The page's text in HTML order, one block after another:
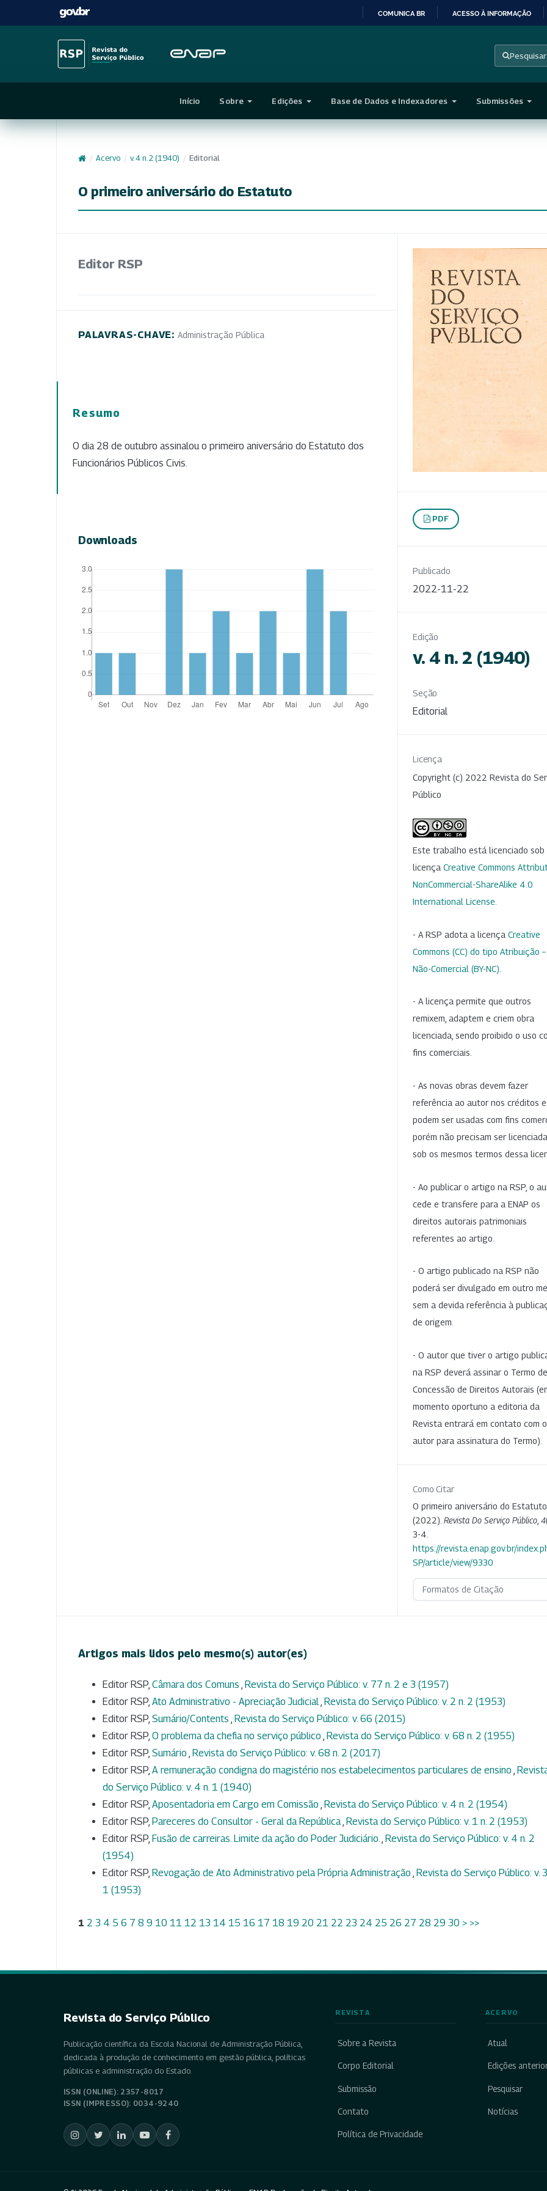
CONTEÚDO
COMUNICA BR ACESSO À INFORMAÇÃO
Pesquisar
Início Sobre Edições Base de Dados e Indexadores Submissões
/ Acervo / v. 4 n. 2 (1940) / Editorial
O primeiro aniversário do Estatuto
Editor RSP
PALAVRAS-CHAVE: Administração Pública
Resumo
O dia 28 de outubro assinalou o primeiro aniversário do Estatuto dos
Funcionários Públicos Civis.
Downloads
PDF
Publicado
2022-11-22
Edição
v. 4 n. 2 (1940)
Seção
Editorial
Licença
Copyright (c) 2022 Revista do
Público
Este trabalho está licenciado sob
licença Creative Commons
NonCommercial-ShareAlike 4.0
International License
- A RSP adota a licença Creative
Commons (CC) do tipo Atribuição –
Não-Comercial (BY-NC)
- A licença permite que outros
remixem, adaptem e criem obra
licenciada, sendo proibido o uso
fins comerciais.
- As novas obras devem fazer
referência ao autor nos créditos
podem ser usadas com fins
porém não precisam ser
sob os mesmos termos dessa
- Ao publicar o artigo na RSP, o
cede e transfere para a ENAP os
direitos autorais patrimoniais
referentes ao artigo.
- O artigo publicado na RSP não
poderá ser divulgado em outro
sem a devida referência à
de origem.
- O autor que tiver o artigo
na RSP deverá assinar o Termo de
Concessão de Direitos Autorais
momento oportuno a editoria da
Revista entrará em contato com o
autor para assinatura do Termo).
Como Citar
O primeiro aniversário do Estatuto.
(2022). Revista Do Serviço Público 4
3-4.
https://revista.enap.gov.br/
SP/article/view/9330
Formatos de Citação
Artigos mais lidos pelo mesmo(s) autor(es)
Editor RSP, Câmara dos Comuns , Revista do Serviço Público: v. 77 n. 2 e 3 (1957)
Editor RSP, Ato Administrativo - Apreciação Judicial, Revista do Serviço Público: v. 2 n. 2 (1953)
Editor RSP, Sumário/Contents , Revista do Serviço Público: v. 66 (2015)
Editor RSP, O problema da chefia no serviço público , Revista do Serviço Público: v. 68 n. 2 (1955)
Editor RSP, Sumário , Revista do Serviço Público: v. 68 n. 2 (2017)
Editor RSP, A remuneração condigna do magistério nos estabelecimentos particulares de ensino ,
do Serviço Público: v. 4 n. 1 (1940)
Editor RSP, Aposentadoria em Cargo em Comissão , Revista do Serviço Público: v. 4 n. 2 (1954)
Editor RSP, Pareceres do Consultor - Geral da República, Revista do Serviço Público: v. 1 n. 2 (1953)
Editor RSP, Fusão de carreiras. Limite da ação do Poder Judiciário., Revista do Serviço Público: v. 4 n. 2
(1954)
Editor RSP, Revogação de Ato Administrativo pela Própria Administração , Revista do Serviço Público: v.
1 (1953)
1 2 3 4 5 6 7 8 9 10 11 12 13 14 15 16 17 18 19 20 21 22 23 24 25 26 27 28 29 30 > >>
Revista do Serviço Público
Publicação científica da Escola Nacional de Administração Pública,
dedicada à produção de conhecimento em gestão pública, políticas
públicas e administração do Estado.
ISSN (ONLINE): 2357-8017
ISSN (IMPRESSO): 0034-9240
REVISTA
Sobre a Revista
Corpo Editorial
Submissão
Contato
Política de Privacidade
ACERVO
Atual
Edições
Pesquisar
Notícias